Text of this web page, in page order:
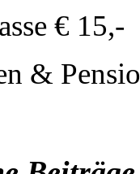
€ 15,-
&